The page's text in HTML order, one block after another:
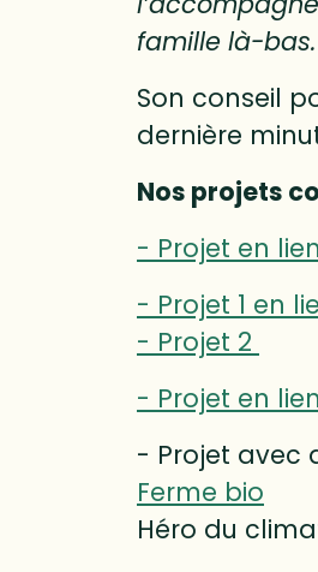
famille là-
Son conseil
dernière
Nos projets
- Projet en
- Projet 1 en
- Projet 2
- Projet en
- Projet avec
Ferme bio
Héro du